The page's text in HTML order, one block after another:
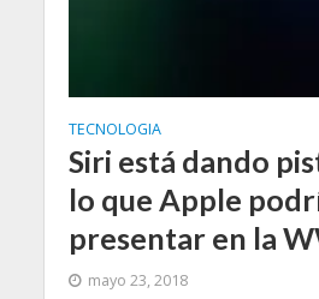
TECNOLOGIA
Siri está dando
lo que Apple
presentar en la
mayo 23, 2018